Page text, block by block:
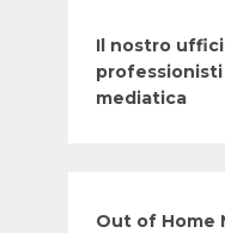
Il nostro
mediatica
Out of Home